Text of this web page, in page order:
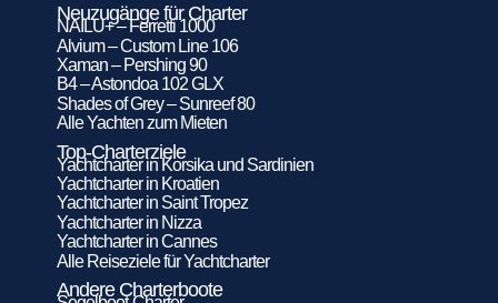
Neuzugänge für Charter
NAILU+ – Ferretti 1000
Alvium – Custom Line 106
Xaman – Pershing 90
B4 – Astondoa 102 GLX
Shades of Grey – Sunreef 80
Alle Yachten zum Mieten
Top-Charterziele
Yachtcharter in Korsika und Sardinien
Yachtcharter in Kroatien
Yachtcharter in Saint Tropez
Yachtcharter in Nizza
Yachtcharter in Cannes
Alle Reiseziele für Yachtcharter
Andere Charterboote